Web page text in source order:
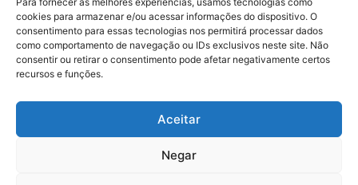
cookies para armazenar e/ou acessar informações do dispositivo. O
consentimento para essas tecnologias nos permitirá processar dados
como comportamento de navegação ou IDs exclusivos neste site. Não
consentir ou retirar o consentimento pode afetar negativamente certos
recursos e funções.
Aceitar
Negar
No posts to display